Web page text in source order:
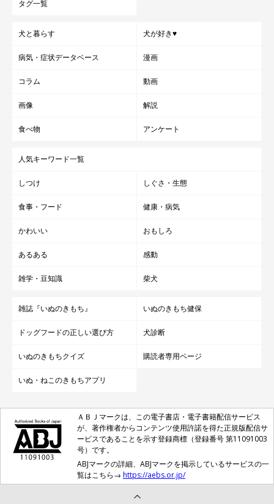
タグ一覧
犬と暮らす 犬が好き♥
病気・症状データベース 漫画
コラム 動画
画像 解説
食べ物 アンケート
人気キーワード一覧
しつけ しぐさ・生態
食事・フード 健康・病気
かわいい おもしろ
あるある 感動
雑学・豆知識 柴犬
雑誌『いぬのきもち』 いぬのきもち健保
ドッグフードの正しい選び方 犬診断
いぬのきもちクイズ 購読者専用ページ
いぬ・ねこのきもちアプリ
ＡＢＪマークは、この電子書店・電子書籍配信サービス
が、著作権者からコンテンツ使用許諾を得た正規版配信サ
ービスであることを示す登録商標（登録番号 第11091003
号）です。
ABJマークの詳細、ABJマークを掲示しているサービスの一
覧はこちら→ https://aebs.or.jp/